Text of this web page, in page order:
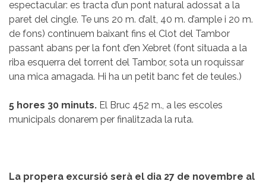
espectacular: es tracta d’un pont natural adossat a la
paret del cingle. Te uns 20 m. d’alt, 40 m. d’ample i 20 m.
de fons) continuem baixant fins el Clot del Tambor
passant abans per la font d’en Xebret (font situada a la
riba esquerra del torrent del Tambor, sota un roquissar
una mica amagada. Hi ha un petit banc fet de teules.)
5 hores 30 minuts. El Bruc 452 m., a les escoles
municipals donarem per finalitzada la ruta.
La propera excursió serà el dia 27 de novembre al